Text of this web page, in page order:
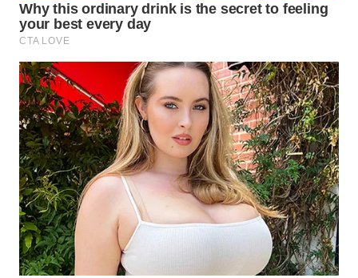
KALTENG
WN
KALTARA
WN
KALSEL
WN
KALTIM
WN
SULSEL